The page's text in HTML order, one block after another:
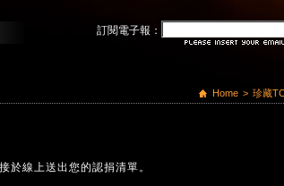
訂閱電子報：
Home > 珍藏
於線上送出您的認捐清單。